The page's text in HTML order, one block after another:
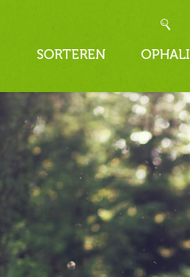
SORTEREN